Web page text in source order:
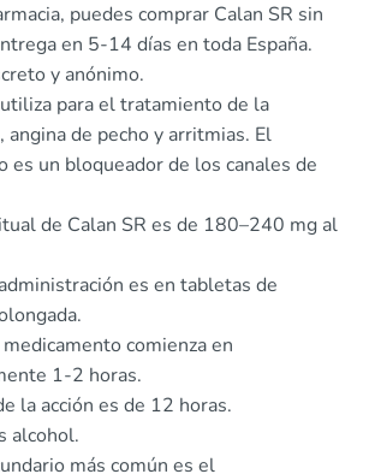
puedes comprar Calan SR sin
en 5-14 días en toda España.
y anónimo.
para el tratamiento de la
angina de pecho y arritmias. El
es un bloqueador de los canales de
de Calan SR es de 180–240 mg al
es en tabletas de
comienza en
1-2 horas.
la acción es de 12 horas.
alcohol.
más común es el